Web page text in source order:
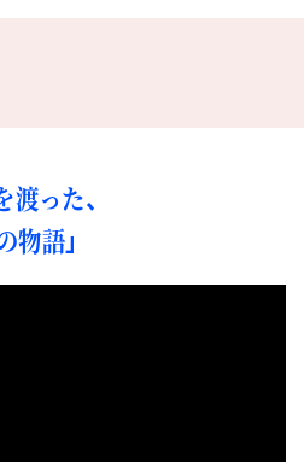
った、
物語」